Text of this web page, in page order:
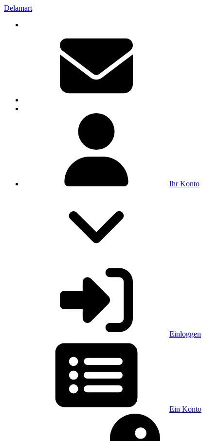
Delamart
Ihr Konto
Einloggen
Ein Konto